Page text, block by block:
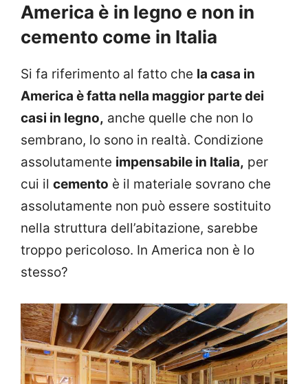
America è in legno e non in
cemento come in Italia
Si fa riferimento al fatto che la casa in
America è fatta nella maggior parte dei
casi in legno, anche quelle che non lo
sembrano, lo sono in realtà. Condizione
assolutamente impensabile in Italia, per
cui il cemento è il materiale sovrano che
assolutamente non può essere sostituito
nella struttura dell’abitazione, sarebbe
troppo pericoloso. In America non è lo
stesso?